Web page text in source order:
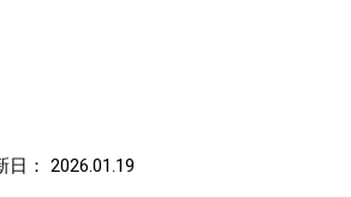
： 2026.01.19